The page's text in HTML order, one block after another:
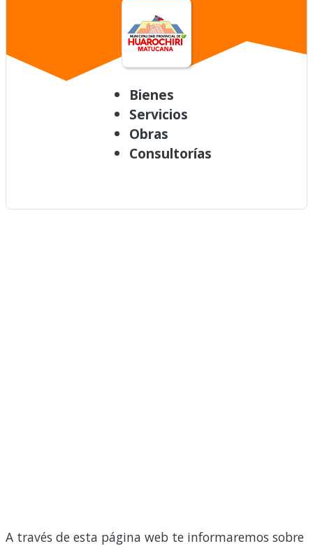
Bienes
Servicios
Obras
Consultorías
A través de esta página web te informaremos sobre